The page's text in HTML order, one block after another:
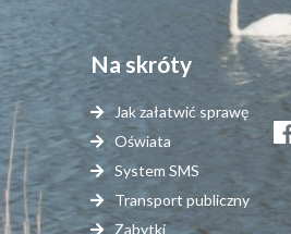
Na skróty
Jak załatwić sprawę
Oświata
System SMS
Transport publiczny
Zabytki